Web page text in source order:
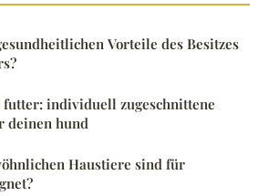
Vorteile des Besitzes
individuell zugeschnittene
deinen hund
Haustiere sind für